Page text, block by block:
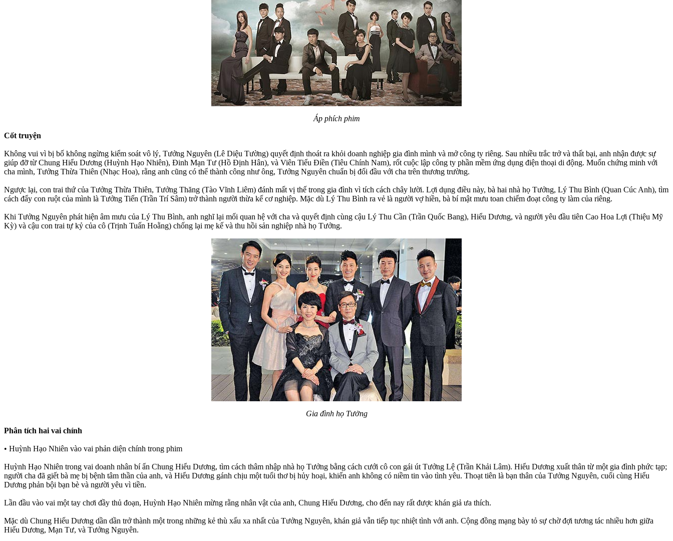
Áp phích phim
Cốt truyện
Không vui vì bị bố không ngừng kiểm soát vô lý, Tưởng Nguyên (Lê Diệu Tường) quyết định thoát ra khỏi doanh nghiệp gia đình mình và mở công ty riêng. Sau nhiều trắc trở và thất bại, anh nhận được sự
giúp đỡ từ Chung Hiểu Dương (Huỳnh Hạo Nhiên), Đinh Mạn Tư (Hồ Định Hân), và Viên Tiểu Điền (Tiêu Chính Nam), rốt cuộc lập công ty phần mềm ứng dụng điện thoại di động. Muốn chứng minh với
cha mình, Tưởng Thừa Thiên (Nhạc Hoa), rằng anh cũng có thể thành công như ông, Tưởng Nguyên chuẩn bị đối đầu với cha trên thương trường.
Ngược lại, con trai thứ của Tưởng Thừa Thiên, Tưởng Thăng (Tào Vĩnh Liêm) đánh mất vị thế trong gia đình vì tích cách chây lười. Lợi dụng điều này, bà hai nhà họ Tưởng, Lý Thu Bình (Quan Cúc Anh), tìm
cách đẩy con ruột của mình là Tưởng Tiến (Trần Trí Sâm) trở thành người thừa kế cơ nghiệp. Mặc dù Lý Thu Bình ra vẻ là người vợ hiền, bà bí mật mưu toan chiếm đoạt công ty làm của riêng.
Khi Tưởng Nguyên phát hiện âm mưu của Lý Thu Bình, anh nghĩ lại mối quan hệ với cha và quyết định cùng cậu Lý Thu Cần (Trần Quốc Bang), Hiểu Dương, và người yêu đầu tiên Cao Hoa Lợi (Thiệu Mỹ
Kỳ) và cậu con trai tự kỷ của cô (Trịnh Tuấn Hoằng) chống lại mẹ kế và thu hồi sản nghiệp nhà họ Tưởng.
Gia đình họ Tưởng
Phân tích hai vai chính
• Huỳnh Hạo Nhiên vào vai phản diện chính trong phim
Huỳnh Hạo Nhiên trong vai doanh nhân bí ẩn Chung Hiểu Dương, tìm cách thâm nhập nhà họ Tưởng bằng cách cưới cô con gái út Tưởng Lệ (Trần Khải Lâm). Hiểu Dương xuất thân từ một gia đình phức tạp;
người cha đã giết bà mẹ bị bệnh tâm thần của anh, và Hiểu Dương gánh chịu một tuổi thơ bị hủy hoại, khiến anh không có niềm tin vào tình yêu. Thoạt tiên là bạn thân của Tưởng Nguyên, cuối cùng Hiểu
Dương phản bội bạn bè và người yêu vì tiền.
Lần đầu vào vai một tay chơi đầy thủ đoạn, Huỳnh Hạo Nhiên mừng rằng nhân vật của anh, Chung Hiếu Dương, cho đến nay rất được khán giả ưa thích.
Mặc dù Chung Hiếu Dương dần dần trở thành một trong những kẻ thù xấu xa nhất của Tưởng Nguyên, khán giả vẫn tiếp tục nhiệt tình với anh. Cộng đồng mạng bày tỏ sự chờ đợi tương tác nhiều hơn giữa
Hiếu Dương, Mạn Tư, và Tưởng Nguyên.